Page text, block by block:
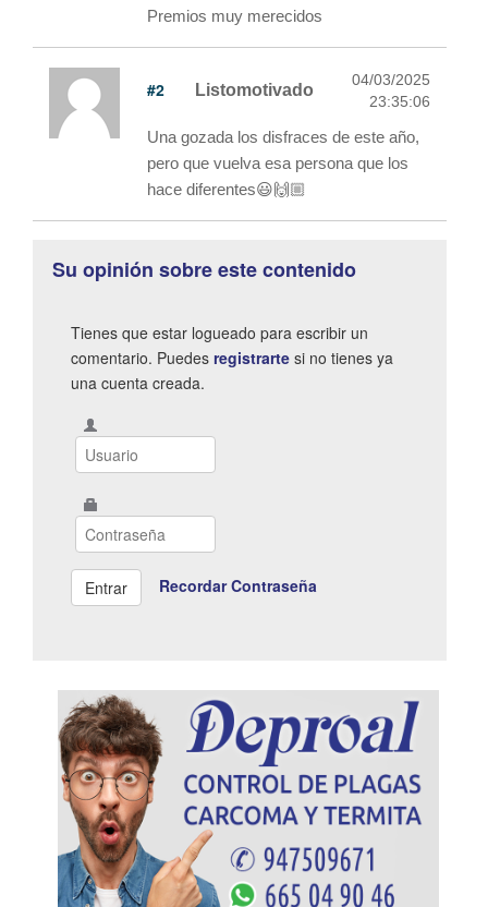
Premios muy merecidos
#2 Listomotivado
04/03/2025
23:35:06
Una gozada los disfraces de este año,
pero que vuelva esa persona que los
hace diferentes😃🙌🏼
Su opinión sobre este contenido
Tienes que estar logueado para escribir un
comentario. Puedes registrarte si no tienes ya
una cuenta creada.
Recordar Contraseña